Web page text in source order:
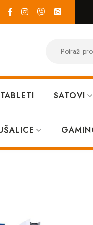
TABLETI SATOVI
Playstation 5 Slim D